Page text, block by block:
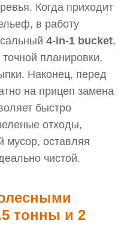
Когда приходит
в работу
4-in-1 bucket,
планировки,
Наконец, перед
на прицеп замена
быстро
отходы,
мусор, оставляя
чистой.
тонны и 2